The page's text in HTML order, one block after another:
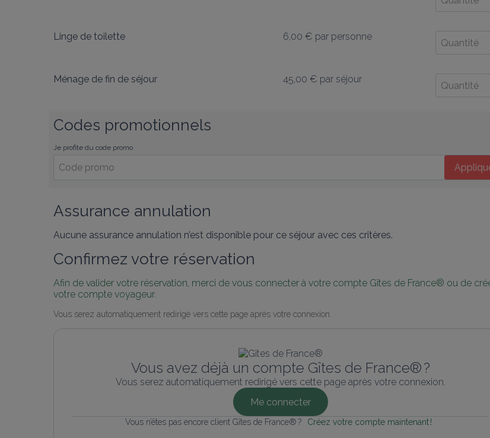
Linge de toilette 6,00 € par personne
Ménage de fin de séjour 45,00 € par séjour
Codes promotionnels
Je profite du code promo
Assurance annulation
Aucune assurance annulation n’est disponible pour ce séjour avec ces critères.
Confirmez votre réservation
Afin de valider votre réservation, merci de vous connecter à votre compte Gîtes de France® ou de
votre compte voyageur.
Vous serez automatiquement redirigé vers cette page après votre connexion.
Vous avez déjà un compte Gîtes de France® ?
Vous serez automatiquement redirigé vers cette page après votre connexion.
Me connecter
Vous n’êtes pas encore client Gîtes de France® ? Créez votre compte maintenant !